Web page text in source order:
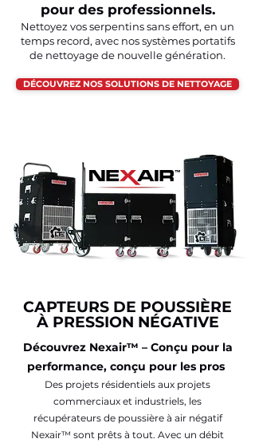
pour des professionnels.
Nettoyez vos serpentins sans effort, en un
temps record, avec nos systèmes portatifs
de nettoyage de nouvelle génération.
DÉCOUVREZ NOS SOLUTIONS DE NETTOYAGE
CAPTEURS DE POUSSIÈRE
À PRESSION NÉGATIVE
Découvrez Nexair™ – Conçu pour la
performance, conçu pour les pros
Des projets résidentiels aux projets
commerciaux et industriels, les
récupérateurs de poussière à air négatif
Nexair™ sont prêts à tout. Avec un débit